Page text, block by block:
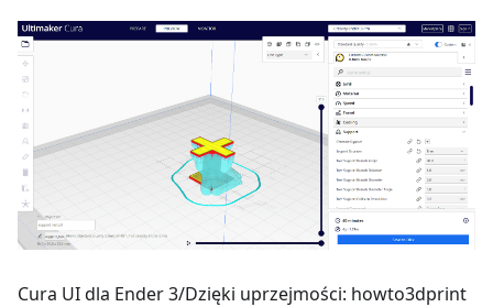
Cura UI dla Ender 3/Dzięki uprzejmości: howto3dprint